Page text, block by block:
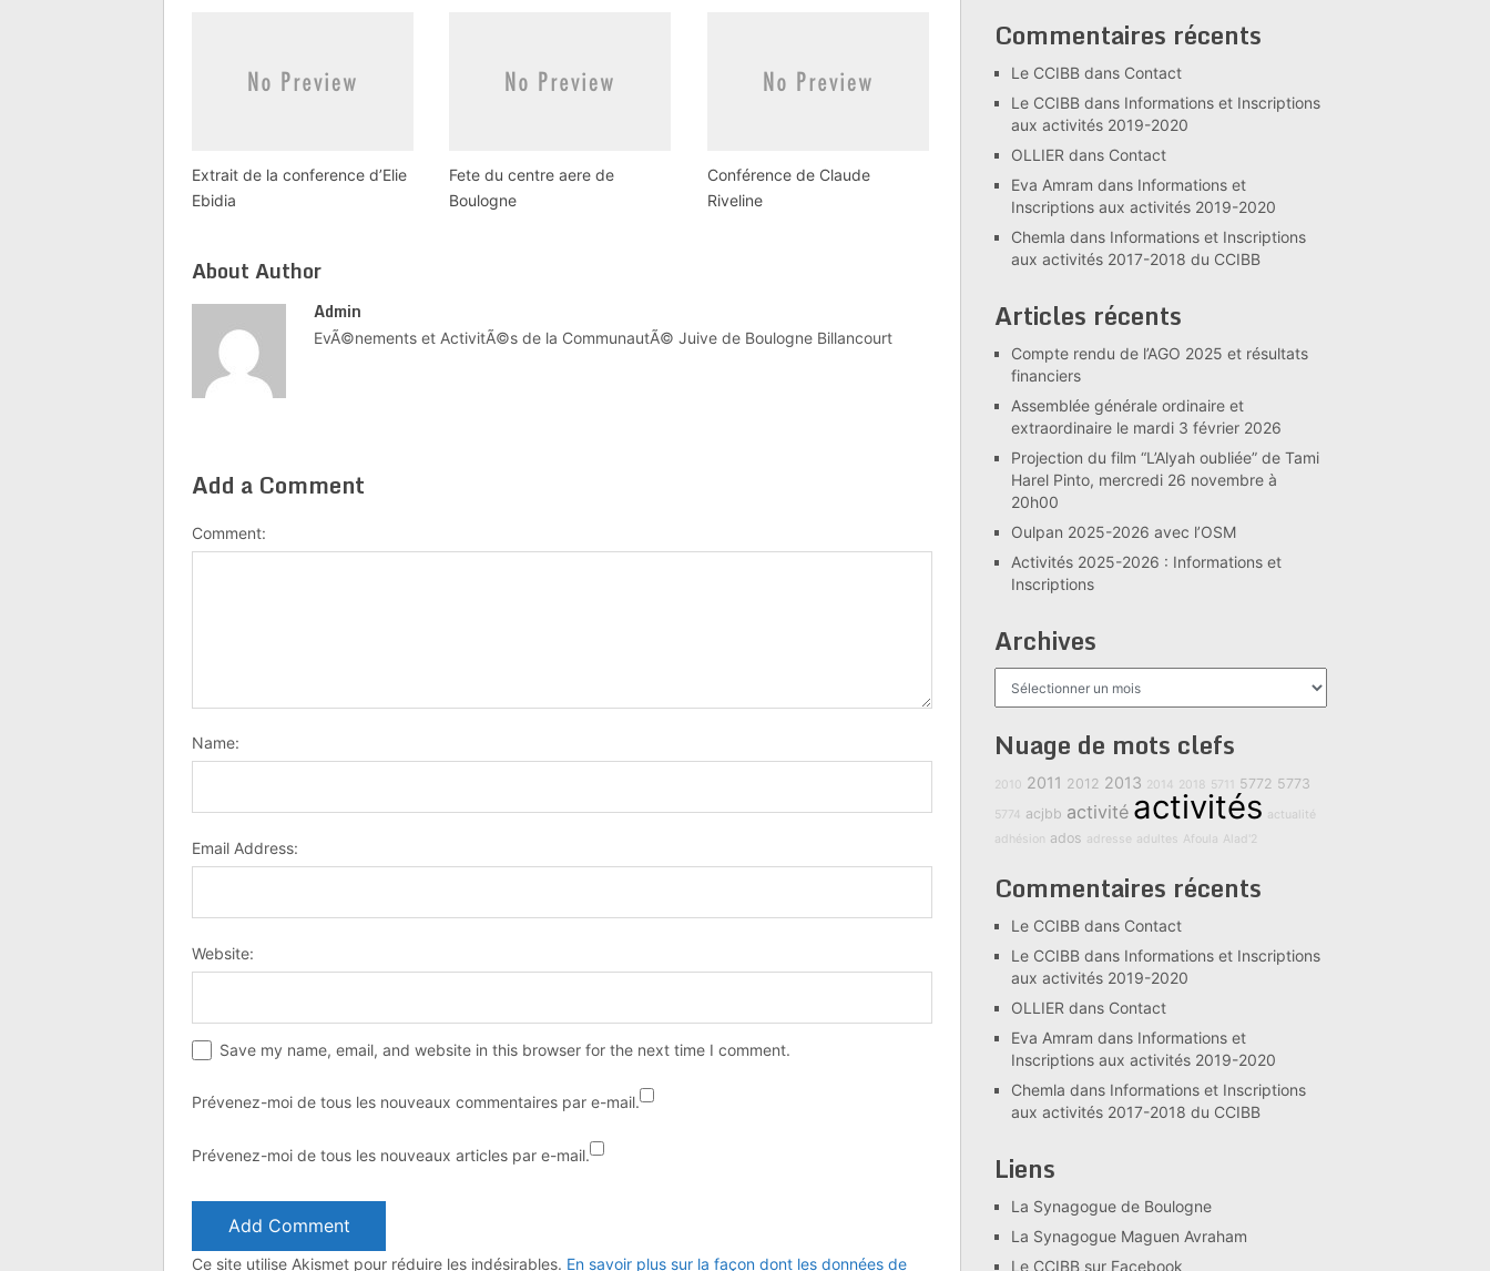
Extrait de la conference d’Elie
Ebidia
Fete du centre aere de
Boulogne
Conférence de Claude
Riveline
About Author
Admin
EvÃ©nements et ActivitÃ©s de la CommunautÃ© Juive de Boulogne Billancourt
Add a Comment
Comment:
Name:
Email Address:
Website:
Save my name, email, and website in this browser for the next time I comment.
Prévenez-moi de tous les nouveaux commentaires par e-mail.
Prévenez-moi de tous les nouveaux articles par e-mail.
Ce site utilise Akismet pour réduire les indésirables. En savoir plus sur la façon dont les données de
Commentaires récents
Le CCIBB dans Contact
Le CCIBB dans Informations et Inscriptions
aux activités 2019-2020
OLLIER dans Contact
Eva Amram dans Informations et
Inscriptions aux activités 2019-2020
Chemla dans Informations et Inscriptions
aux activités 2017-2018 du CCIBB
Articles récents
Compte rendu de l’AGO 2025 et résultats
financiers
Assemblée générale ordinaire et
extraordinaire le mardi 3 février 2026
Projection du film “L’Alyah oubliée” de Tami
Harel Pinto, mercredi 26 novembre à
20h00
Oulpan 2025-2026 avec l’OSM
Activités 2025-2026 : Informations et
Inscriptions
Archives
Nuage de mots clefs
2010 2011 2012 2013 2014 2018 5711 5772 5773
5774 acjbb activité activités actualité
adhésion ados adresse adultes Afoula Alad'2
Commentaires récents
Le CCIBB dans Contact
Le CCIBB dans Informations et Inscriptions
aux activités 2019-2020
OLLIER dans Contact
Eva Amram dans Informations et
Inscriptions aux activités 2019-2020
Chemla dans Informations et Inscriptions
aux activités 2017-2018 du CCIBB
Liens
La Synagogue de Boulogne
La Synagogue Maguen Avraham
Le CCIBB sur Facebook